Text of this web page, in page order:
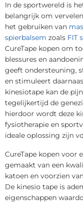
In de sportwereld is
belangrijk om
het gebruiken van
spierbalsem zoals FIT
CureTape kopen om
blessures en
geeft ondersteuning,
en stimuleert
kinesiotape kan de
tegelijkertijd de
hierdoor wordt deze
fysiotherapie en
ideale oplossing zijn
CureTape kopen voor
gemaakt van een
katoen en voorzien
De kinesio tape is
eigenschappen